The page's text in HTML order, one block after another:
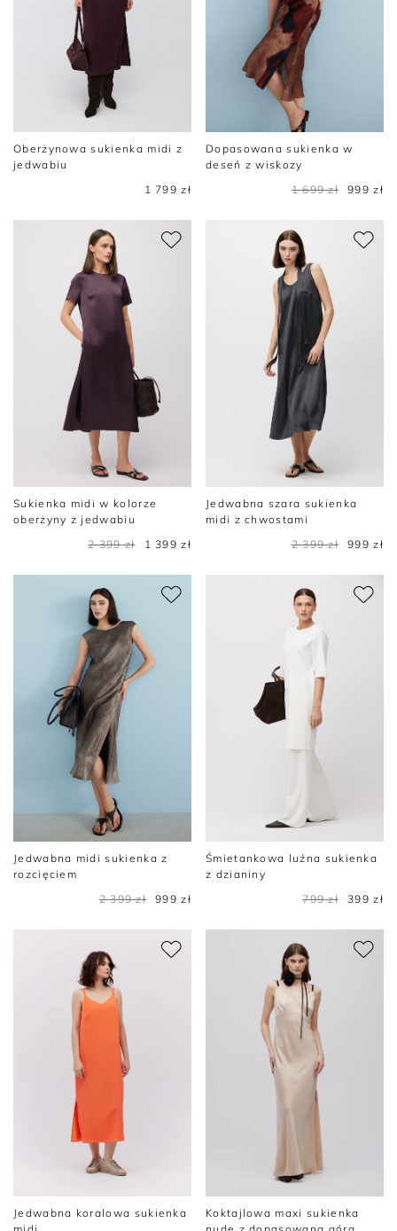
Oberżynowa sukienka midi z
jedwabiu
1 799 zł
Dopasowana sukienka w
deseń z wiskozy
1 699 zł
999 zł
Sukienka midi w kolorze
oberżyny z jedwabiu
2 399 zł
1 399 zł
Jedwabna szara sukienka
midi z chwostami
2 399 zł
999 zł
Jedwabna midi sukienka z
rozcięciem
2 399 zł
999 zł
Śmietankowa luźna sukienka
z dzianiny
799 zł
399 zł
Jedwabna koralowa sukienka
Koktajlowa maxi sukienka